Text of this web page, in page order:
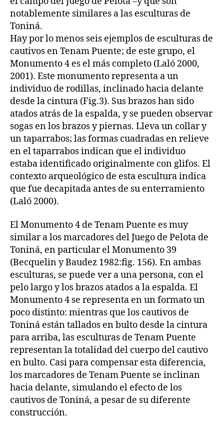
notablemente similares a las esculturas de
Toniná.
Hay por lo menos seis ejemplos de esculturas de
cautivos en Tenam Puente; de este grupo, el
Monumento 4 es el más completo (Laló 2000,
2001). Este monumento representa a un
individuo de rodillas, inclinado hacia delante
desde la cintura (Fig.3). Sus brazos han sido
atados atrás de la espalda, y se pueden observar
sogas en los brazos y piernas. Lleva un collar y
un taparrabos; las formas cuadradas en relieve
en el taparrabos indican que el individuo
estaba identificado originalmente con glifos. El
contexto arqueológico de esta escultura indica
que fue decapitada antes de su enterramiento
(Laló 2000).
El Monumento 4 de Tenam Puente es muy
similar a los marcadores del Juego de Pelota de
Toniná, en particular el Monumento 39
(Becquelin y Baudez 1982:fig. 156). En ambas
esculturas, se puede ver a una persona, con el
pelo largo y los brazos atados a la espalda. El
Monumento 4 se representa en un formato un
poco distinto: mientras que los cautivos de
Toniná están tallados en bulto desde la cintura
para arriba, las esculturas de Tenam Puente
representan la totalidad del cuerpo del cautivo
en bulto. Casi para compensar esta diferencia,
los marcadores de Tenam Puente se inclinan
hacia delante, simulando el efecto de los
cautivos de Toniná, a pesar de su diferente
construcción.